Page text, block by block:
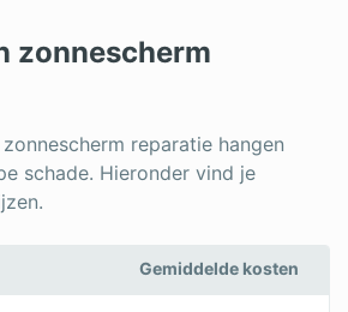
zonnescherm
reparatie hangen
schade. Hieronder vind je
Gemiddelde kosten